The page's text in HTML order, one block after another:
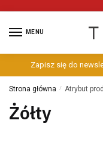
MENU
Zapisz się do
Strona główna / Atrybut
Żółty